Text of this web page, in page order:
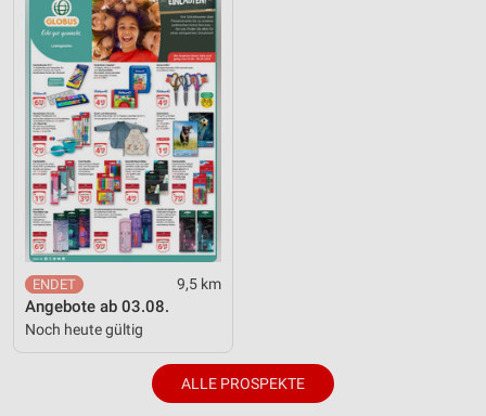
9,5 km
Angebote ab 03.08.
Noch heute gültig
ALLE PROSPEKTE